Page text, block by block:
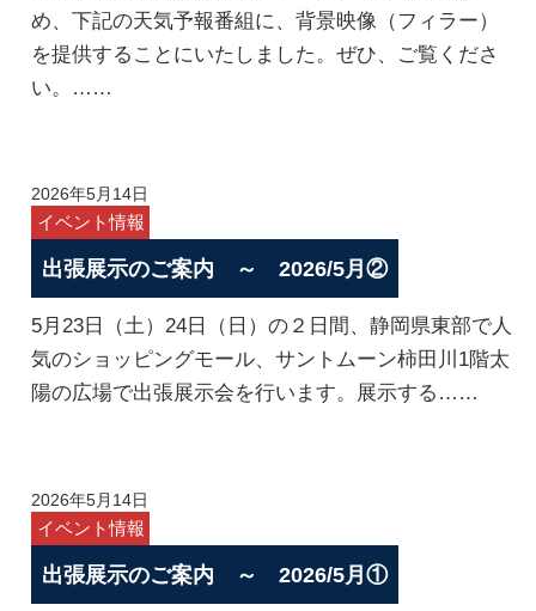
め、下記の天気予報番組に、背景映像（フィラー）
を提供することにいたしました。ぜひ、ご覧くださ
い。……
2026年5月14日
イベント情報
出張展示のご案内 ～ 2026/5月②
5月23日（土）24日（日）の２日間、静岡県東部で人
気のショッピングモール、サントムーン柿田川1階太
陽の広場で出張展示会を行います。展示する……
2026年5月14日
イベント情報
出張展示のご案内 ～ 2026/5月①